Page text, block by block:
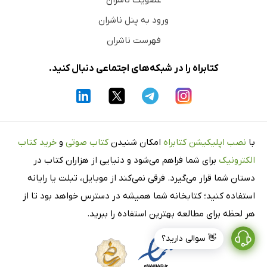
برنامه مسافرت اعلی حضرت همایون شاهنشاهی به خراسان
خیر! دروغ است
سئوال از دکتر میلیسپو
صولت هزاره چگونه کشته شد
بهداشت مشهد در چه حال است؟
خلاصه آمار بنگاه‌های خیریه آستان قدس در شهریورماه 1322
بلیه ترقی پنبه
درباره صولت اشتباه نکنید
👋 سوالی دارید؟
ورود به پنل ناشران
فهرست ناشران
کتابراه را در شبکه‌های اجتماعی دنبال کنید.
با نصب اپلیکیشن کتابراه امکان شنیدن کتاب صوتی و خرید کتاب
الکترونیک برای شما فراهم می‌شود و دنیایی از هزاران کتاب در
دستان شما قرار می‌گیرد. فرقی نمی‌کند از موبایل، تبلت یا رایانه
استفاده کنید؛ کتابخانه شما همیشه در دسترس خواهد بود تا از
هر لحظه برای مطالعه بهترین استفاده را ببرید.